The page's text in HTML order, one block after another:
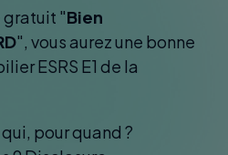
gratuit "Bien
", vous aurez une bonne
ESRS E1 de la
pour quand ?